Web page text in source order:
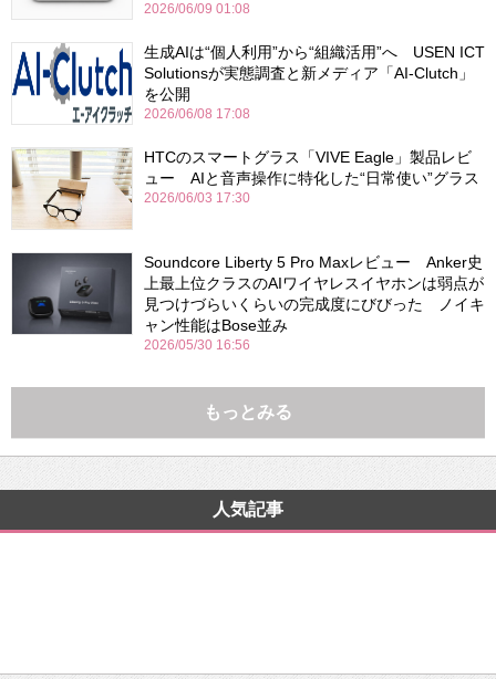
2026/06/09 01:08
生成AIは“個人利用”から“組織活用”へ USEN ICT
Solutionsが実態調査と新メディア「AI-Clutch」
を公開
2026/06/08 17:08
HTCのスマートグラス「VIVE Eagle」製品レビ
ュー AIと音声操作に特化した“日常使い”グラス
2026/06/03 17:30
Soundcore Liberty 5 Pro Maxレビュー Anker史
上最上位クラスのAIワイヤレスイヤホンは弱点が
見つけづらいくらいの完成度にびびった ノイキ
ャン性能はBose並み
2026/05/30 16:56
もっとみる
人気記事